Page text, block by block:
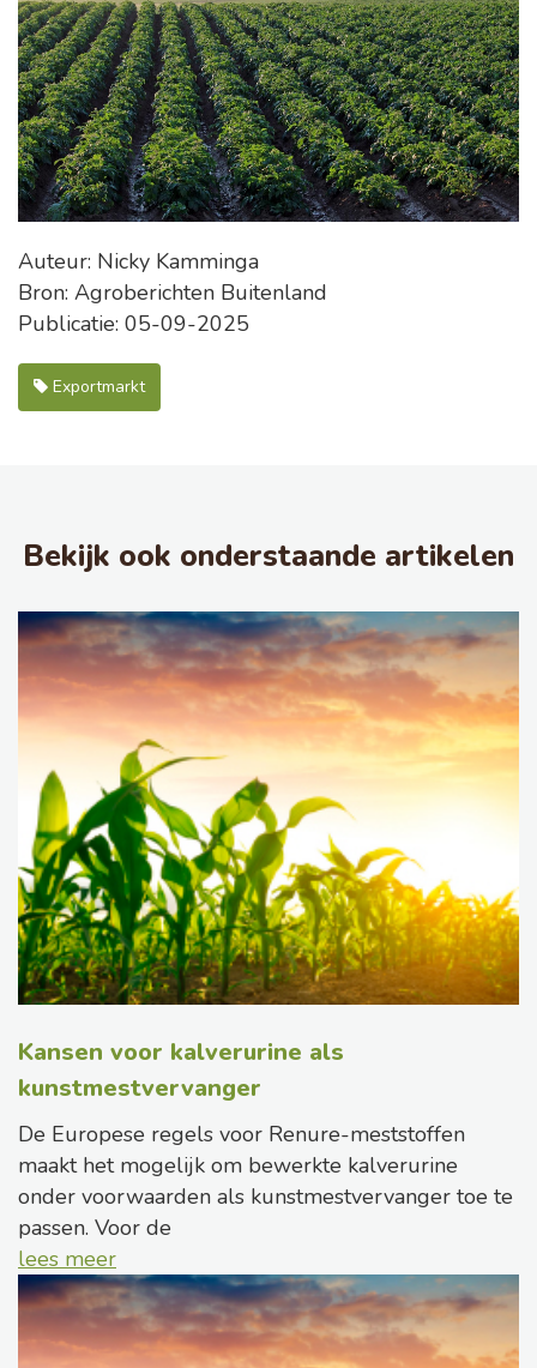
Auteur: Nicky Kamminga
Bron: Agroberichten Buitenland
Publicatie: 05-09-2025
Exportmarkt
Bekijk ook onderstaande artikelen
Kansen voor kalverurine als
kunstmestvervanger
De Europese regels voor Renure-meststoffen
maakt het mogelijk om bewerkte kalverurine
onder voorwaarden als kunstmestvervanger toe te
passen. Voor de
lees meer